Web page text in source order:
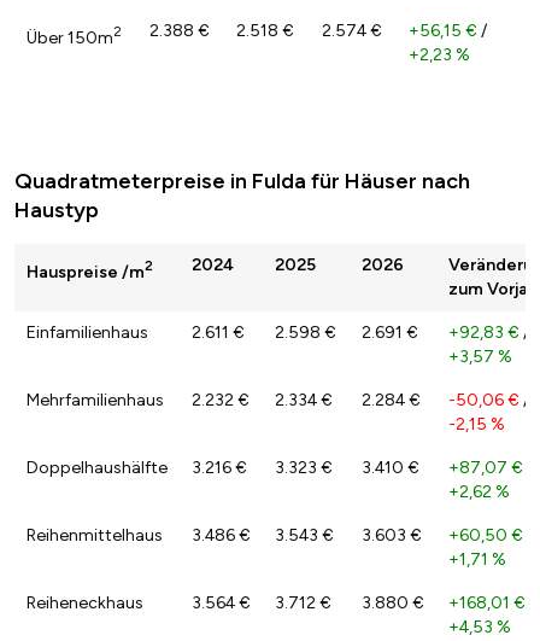
Über 150m2 2.388 € 2.518 € 2.574 € +56,15 € /
+2,23 %
Quadratmeterpreise in Fulda für Häuser nach
Haustyp
Hauspreise /m2 2024 2025 2026
zum
Einfamilienhaus 2.611 € 2.598 € 2.691 € +92,83 € /
+3,57 %
Mehrfamilienhaus 2.232 € 2.334 € 2.284 € -50,06 € /
-2,15 %
Doppelhaushälfte 3.216 € 3.323 € 3.410 € +87,07 €
+2,62 %
Reihenmittelhaus 3.486 € 3.543 € 3.603 € +60,50 €
+1,71 %
Reiheneckhaus 3.564 € 3.712 € 3.880 € +168,01 €
+4,53 %